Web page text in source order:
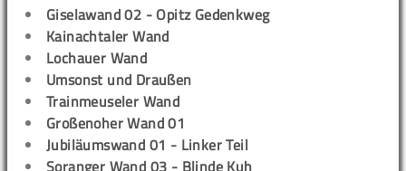
Giselawand 02 - Opitz Gedenkweg
Kainachtaler Wand
Lochauer Wand
Umsonst und Draußen
Trainmeuseler Wand
Großenoher Wand 01
Jubiläumswand 01 - Linker Teil
Soranger Wand 03 - Blinde Kuh